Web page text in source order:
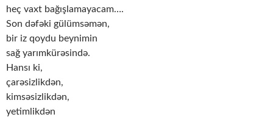
heç vaxt bağışlamayacam….
Son dəfəki gülümsəmən,
bir iz qoydu beynimin
sağ yarımkürəsində.
Hansı ki,
çarəsizlikdən,
kimsəsizlikdən,
yetimlikdən